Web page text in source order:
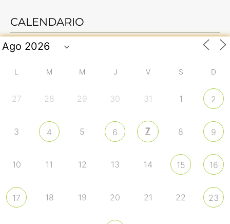
CALENDARIO
L M M J V S D
27 28 29 30 31 1 2
3 4 5 6 7 8 9
10 11 12 13 14 15 16
17 18 19 20 21 22 23